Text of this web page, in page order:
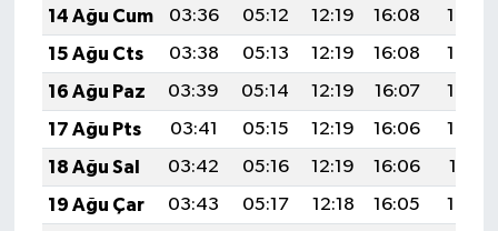
14 Ağu Cum
03:36 05:12 12:19 16:08
19:17
15 Ağu Cts
03:38 05:13 12:19 16:08
19:15
16 Ağu Paz
03:39 05:14 12:19 16:07
19:14
17 Ağu Pts
03:41 05:15 12:19 16:06
19:12
18 Ağu Sal
03:42 05:16 12:19 16:06
19:11
19 Ağu Çar
03:43 05:17 12:18 16:05
19:10